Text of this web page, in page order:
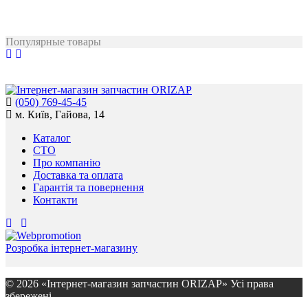
Популярные товары
(050) 769-45-45
м. Київ, Гайова, 14
Каталог
СТО
Про компанію
Доставка та оплата
Гарантія та повернення
Контакти
Розробка інтернет-магазину
© 2026 «Інтернет-магазин запчастин ORIZAP» Усі права